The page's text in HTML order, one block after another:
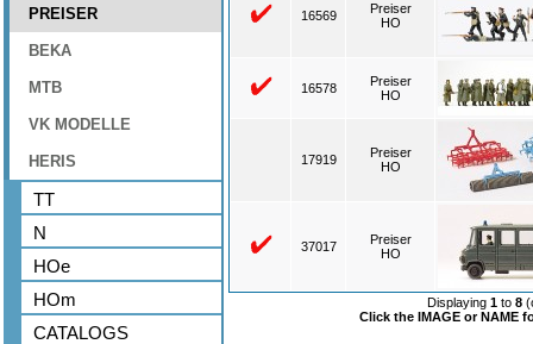
PREISER
BEKA
MTB
VK MODELLE
HERIS
TT
N
HOe
HOm
CATALOGS
16569
Preiser
HO
16578
Preiser
HO
17919
Preiser
HO
37017
Preiser
HO
Displaying 1 to 8
Click the IMAGE or NAME